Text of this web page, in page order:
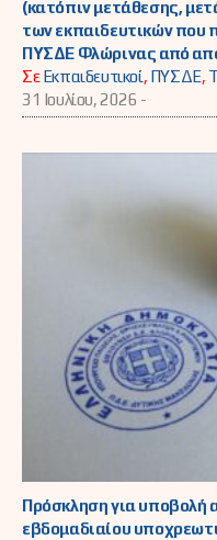
(κατόπιν μετάθεσης,
των εκπαιδευτικών που
ΠΥΣΔΕ Φλώρινας από
ΣεΕκπαιδευτικοί, ΠΥΣΔΕ,
31 Ιουλίου, 2026 -
Πρόσκληση για υποβολή
εβδομαδιαίου